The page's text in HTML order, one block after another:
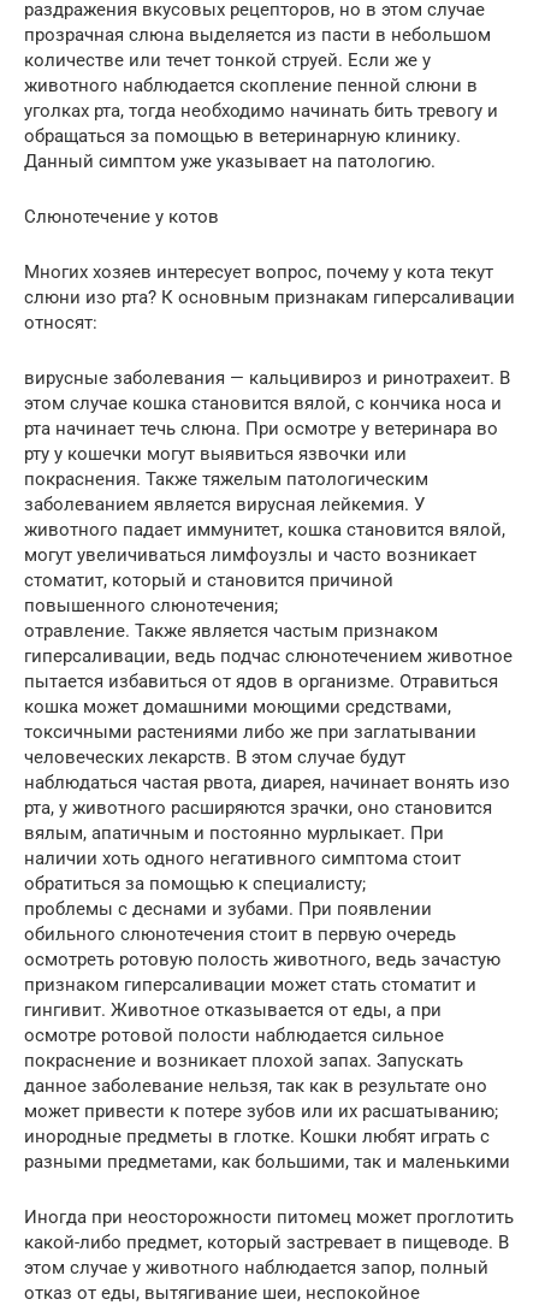
раздражения вкусовых рецепторов, но в этом случае
прозрачная слюна выделяется из пасти в небольшом
количестве или течет тонкой струей. Если же у
животного наблюдается скопление пенной слюни в
уголках рта, тогда необходимо начинать бить тревогу и
обращаться за помощью в ветеринарную клинику.
Данный симптом уже указывает на патологию.
Слюнотечение у котов
Многих хозяев интересует вопрос, почему у кота текут
слюни изо рта? К основным признакам гиперсаливации
относят:
вирусные заболевания — кальцивироз и ринотрахеит. В
этом случае кошка становится вялой, с кончика носа и
рта начинает течь слюна. При осмотре у ветеринара во
рту у кошечки могут выявиться язвочки или
покраснения. Также тяжелым патологическим
заболеванием является вирусная лейкемия. У
животного падает иммунитет, кошка становится вялой,
могут увеличиваться лимфоузлы и часто возникает
стоматит, который и становится причиной
повышенного слюнотечения;
отравление. Также является частым признаком
гиперсаливации, ведь подчас слюнотечением животное
пытается избавиться от ядов в организме. Отравиться
кошка может домашними моющими средствами,
токсичными растениями либо же при заглатывании
человеческих лекарств. В этом случае будут
наблюдаться частая рвота, диарея, начинает вонять изо
рта, у животного расширяются зрачки, оно становится
вялым, апатичным и постоянно мурлыкает. При
наличии хоть одного негативного симптома стоит
обратиться за помощью к специалисту;
проблемы с деснами и зубами. При появлении
обильного слюнотечения стоит в первую очередь
осмотреть ротовую полость животного, ведь зачастую
признаком гиперсаливации может стать стоматит и
гингивит. Животное отказывается от еды, а при
осмотре ротовой полости наблюдается сильное
покраснение и возникает плохой запах. Запускать
данное заболевание нельзя, так как в результате оно
может привести к потере зубов или их расшатыванию;
инородные предметы в глотке. Кошки любят играть с
разными предметами, как большими, так и маленькими
Иногда при неосторожности питомец может проглотить
какой-либо предмет, который застревает в пищеводе. В
этом случае у животного наблюдается запор, полный
отказ от еды, вытягивание шеи, неспокойное